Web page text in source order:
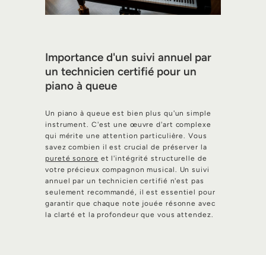
Importance d'un suivi annuel par
un technicien certifié pour un
piano à queue
Un piano à queue est bien plus qu'un simple
instrument. C'est une œuvre d'art complexe
qui mérite une attention particulière. Vous
savez combien il est crucial de préserver la
pureté sonore et l'intégrité structurelle de
votre précieux compagnon musical. Un suivi
annuel par un technicien certifié n'est pas
seulement recommandé, il est essentiel pour
garantir que chaque note jouée résonne avec
la clarté et la profondeur que vous attendez.